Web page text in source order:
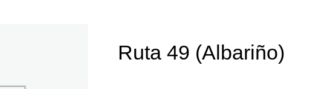
Ruta 49 (Albariño)